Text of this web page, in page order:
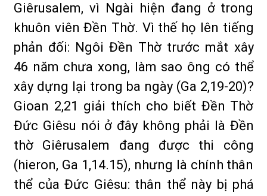
Giêrusalem, vì Ngài hiện đang ở trong
khuôn viên Đền Thờ. Vì thế họ lên tiếng
phản đối: Ngôi Đền Thờ trước mắt xây
46 năm chưa xong, làm sao ông có thể
xây dựng lại trong ba ngày (Ga 2,19-20)?
Gioan 2,21 giải thích cho biết Đền Thờ
Đức Giêsu nói ở đây không phải là Đền
thờ Giêrusalem đang được thi công
(hieron, Ga 1,14.15), nhưng là chính thân
thể của Đức Giêsu: thân thể này bị phá